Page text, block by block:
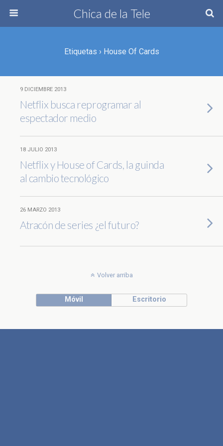
Chica de la Tele
Etiquetas › House Of Cards
9 DICIEMBRE 2013
Netflix busca reprogramar al
espectador medio
18 JULIO 2013
Netflix y House of Cards, la guinda
al cambio tecnológico
26 MARZO 2013
Atracón de series ¿el futuro?
Volver arriba
Móvil Escritorio